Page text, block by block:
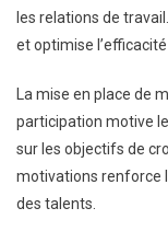
les relations de
et optimise l’efficacité
La mise en place de
participation motive
sur les objectifs de
motivations renforce
des talents.